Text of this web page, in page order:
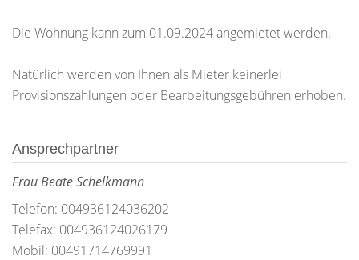
Die Wohnung kann zum 01.09.2024 angemietet werden.
Natürlich werden von Ihnen als Mieter keinerlei
Provisionszahlungen oder Bearbeitungsgebühren erhoben.
Ansprechpartner
Frau Beate Schelkmann
Telefon: 004936124036202
Telefax: 004936124026179
Mobil: 00491714769991